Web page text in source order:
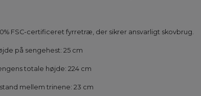
FSC-certificeret fyrretræ, der sikrer ansvarligt skovbrug.
på sengehest: 25 cm
totale højde: 224 cm
mellem trinene: 23 cm